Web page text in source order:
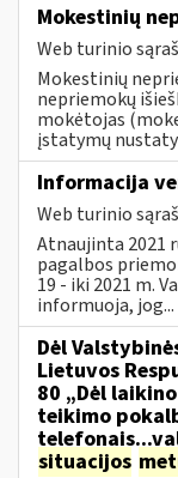
Mokestinių
Web turinio
Mokestinių
nepriemokų
mokėtojas
įstatymų
Informacija
Web turinio
Atnaujinta 2021
pagalbos
19 - iki 2021 m.
informuoja, jog...
Dėl
Lietuvos
80 „Dėl
teikimo
situacijos